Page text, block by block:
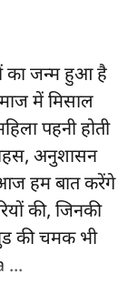
का जन्म हुआ है
में मिसाल
पहनी होती
अनुशासन
हम बात करेंगे
की, जिनकी
की चमक भी
...